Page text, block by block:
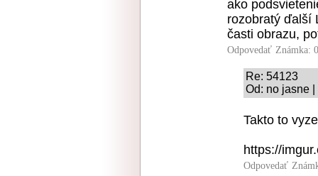
ako
rozobratý ďalší
časti obrazu,
Odpovedať Známka:
Re: 54123
Od: no jasne
Takto to
https://
Odpovedať